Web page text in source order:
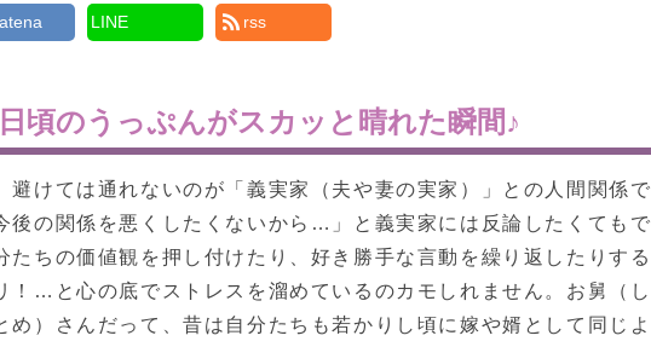
LINE rss
頃のうっぷんがスカッと晴れた瞬間♪
避けては通れないのが「義実家（夫や妻の実家）」との人間関係で
後の関係を悪くしたくないから…」と義実家には反論したくてもで
たちの価値観を押し付けたり、好き勝手な言動を繰り返したりする
！…と心の底でストレスを溜めているのカモしれません。お舅（し
め）さんだって、昔は自分たちも若かりし頃に嫁や婿として同じよ